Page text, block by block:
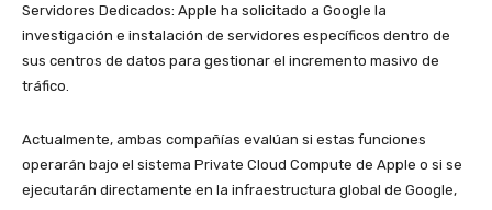
​Servidores Dedicados: Apple ha solicitado a Google la
investigación e instalación de servidores específicos dentro de
sus centros de datos para gestionar el incremento masivo de
tráfico.
​Actualmente, ambas compañías evalúan si estas funciones
operarán bajo el sistema Private Cloud Compute de Apple o si se
ejecutarán directamente en la infraestructura global de Google,